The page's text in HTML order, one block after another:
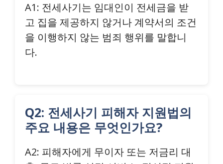
A1: 전세사기는 임대인이 전세금을 받
고 집을 제공하지 않거나 계약서의 조건
을 이행하지 않는 범죄 행위를 말합니
다.
Q2: 전세사기 피해자 지원법의
주요 내용은 무엇인가요?
A2: 피해자에게 무이자 또는 저금리 대